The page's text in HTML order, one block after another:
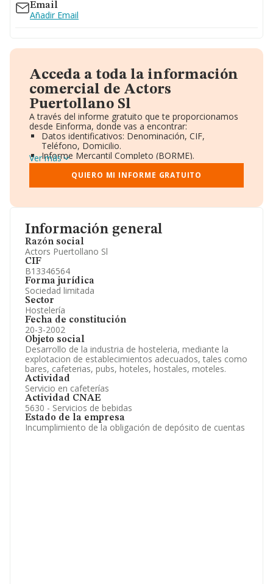
Información general
Razón social
Actors Puertollano Sl
CIF
B13346564
Forma jurídica
Sociedad limitada
Sector
Hostelería
Fecha de constitución
20-3-2002
Objeto social
Desarrollo de la industria de hosteleria, mediante la
explotacion de establecimientos adecuados, tales como
bares, cafeterias, pubs, hoteles, hostales, moteles.
Actividad
Servicio en cafeterías
Actividad CNAE
5630 - Servicios de bebidas
Estado de la empresa
Incumplimiento de la obligación de depósito de cuentas
Email
Añadir Email
Acceda a toda la información
comercial de Actors
Puertollano Sl
A través del informe gratuito que te proporcionamos
desde Einforma, donde vas a encontrar:
Datos identificativos: Denominación, CIF,
Teléfono, Domicilio.
Informe Mercantil Completo (BORME).
Gráficos de Evolución Ventas y Empleados.
Consejo de Administración y Administradores.
Directivos y Ejecutivos.
Información oficial y registral complementaria.
Ver más
QUIERO MI INFORME GRATUITO